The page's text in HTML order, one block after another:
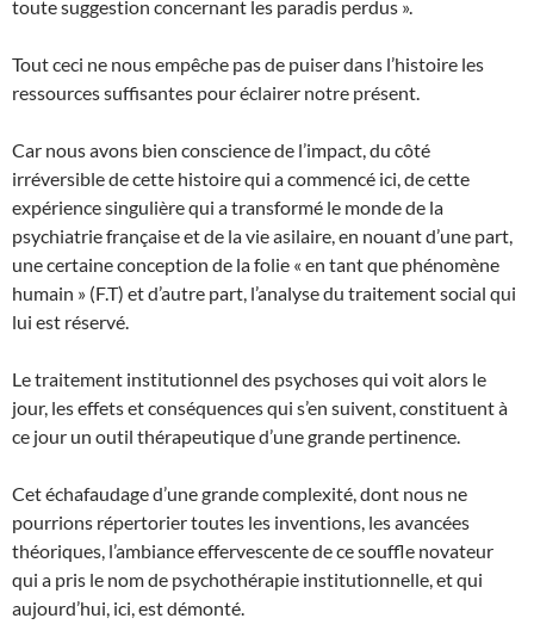
toute suggestion concernant les paradis perdus ».
Tout ceci ne nous empêche pas de puiser dans l’histoire les
ressources suffisantes pour éclairer notre présent.
Car nous avons bien conscience de l’impact, du côté
irréversible de cette histoire qui a commencé ici, de cette
expérience singulière qui a transformé le monde de la
psychiatrie française et de la vie asilaire, en nouant d’une part,
une certaine conception de la folie « en tant que phénomène
humain » (F.T) et d’autre part, l’analyse du traitement social qui
lui est réservé.
Le traitement institutionnel des psychoses qui voit alors le
jour, les effets et conséquences qui s’en suivent, constituent à
ce jour un outil thérapeutique d’une grande pertinence.
Cet échafaudage d’une grande complexité, dont nous ne
pourrions répertorier toutes les inventions, les avancées
théoriques, l’ambiance effervescente de ce souffle novateur
qui a pris le nom de psychothérapie institutionnelle, et qui
aujourd’hui, ici, est démonté.